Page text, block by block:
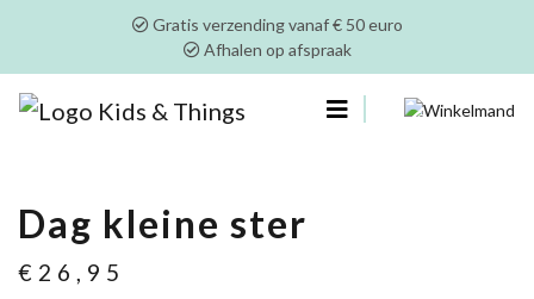
Gratis verzending vanaf € 50 euro
Afhalen op afspraak
0
Dag kleine ster
€ 26,95